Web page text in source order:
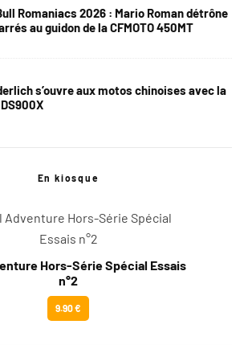
Romaniacs 2026 : Mario Roman détrône
au guidon de la CFMOTO 450MT
s’ouvre aux motos chinoises avec la
En kiosque
Hors-Série Spécial Essais
n°2
9.90 €